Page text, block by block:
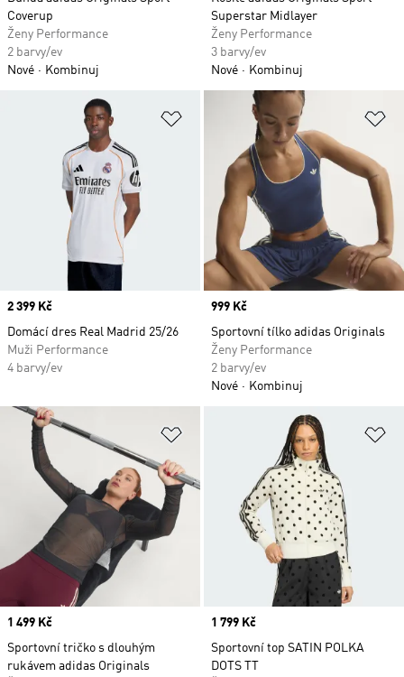
Coverup
Ženy Performance
2 barvy/ev
Nové
Kombinuj
Superstar Midlayer
Ženy Performance
3 barvy/ev
Nové
Kombinuj
Přidat do seznamu přání
Price
2 399 Kč
Domácí dres Real Madrid 25/26
Muži Performance
4 barvy/ev
Price
999 Kč
Sportovní tílko adidas Originals
Ženy Performance
2 barvy/ev
Nové
Kombinuj
Přidat do seznamu přání
Price
1 499 Kč
Sportovní tričko s dlouhým
rukávem adidas Originals
Price
1 799 Kč
Sportovní top SATIN POLKA
DOTS TT